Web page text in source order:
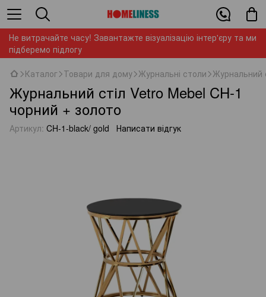
Не витрачайте часу! Завантажте візуалізацію інтер'єру та ми
підберемо підлогу
Каталог Товари для дому Журнальні столи Журнальний
Журнальний стіл Vetro Mebel CH-1
чорний + золото
Артикул: CH-1-black/ gold Написати відгук